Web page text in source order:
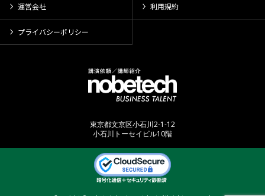
運営会社 利用規約
プライバシーポリシー
東京都文京区小石川2-1-12
小石川トーセイビル10階